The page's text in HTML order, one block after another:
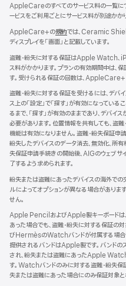
AppleCareのすべてのサービス料の一覧に
ービスをご利用ごとにサービス料が別途かかり
AppleCare+の規約（新
規
イ
ン
ド
ウ
で
開
き
ま
す）
では、Ceramic
ディスプレイを「画面」と記載しています。
盗難・紛失に対する保証はApple Watch、
ス料がかかります。プランの有効期間中は、
す。受けられる保証の回数は、AppleCare+
盗難・紛失に対する保証を受けるには、デバ
ス上の「設定」で「探す」が有効になってい
るまで、「探す」が有効のままであり、デ
必要があります。位置情報を共有しても、盗
機能は有効になりません。盗難・紛失保証申
紛失したデバイスのデータ消去、無効化、所
失保証申請手続きの開始後、AIGのウェブサイ
了するよう求められます。
紛失または盗難にあったデバイスの海外での
ルによってオプションが異なる場合がありま
せん。
Apple PencilおよびApple製キーボードは
あった場合でも、盗難・紛失に対する保証
びHermèsのWatchバンドが付属する場合
提供されるバンドはApple製です。バンドの
され、紛失または盗難にあったApple
す。Watchバンドのみに対する盗難・紛失
失または盗難にあった場合にのみ保証対象と